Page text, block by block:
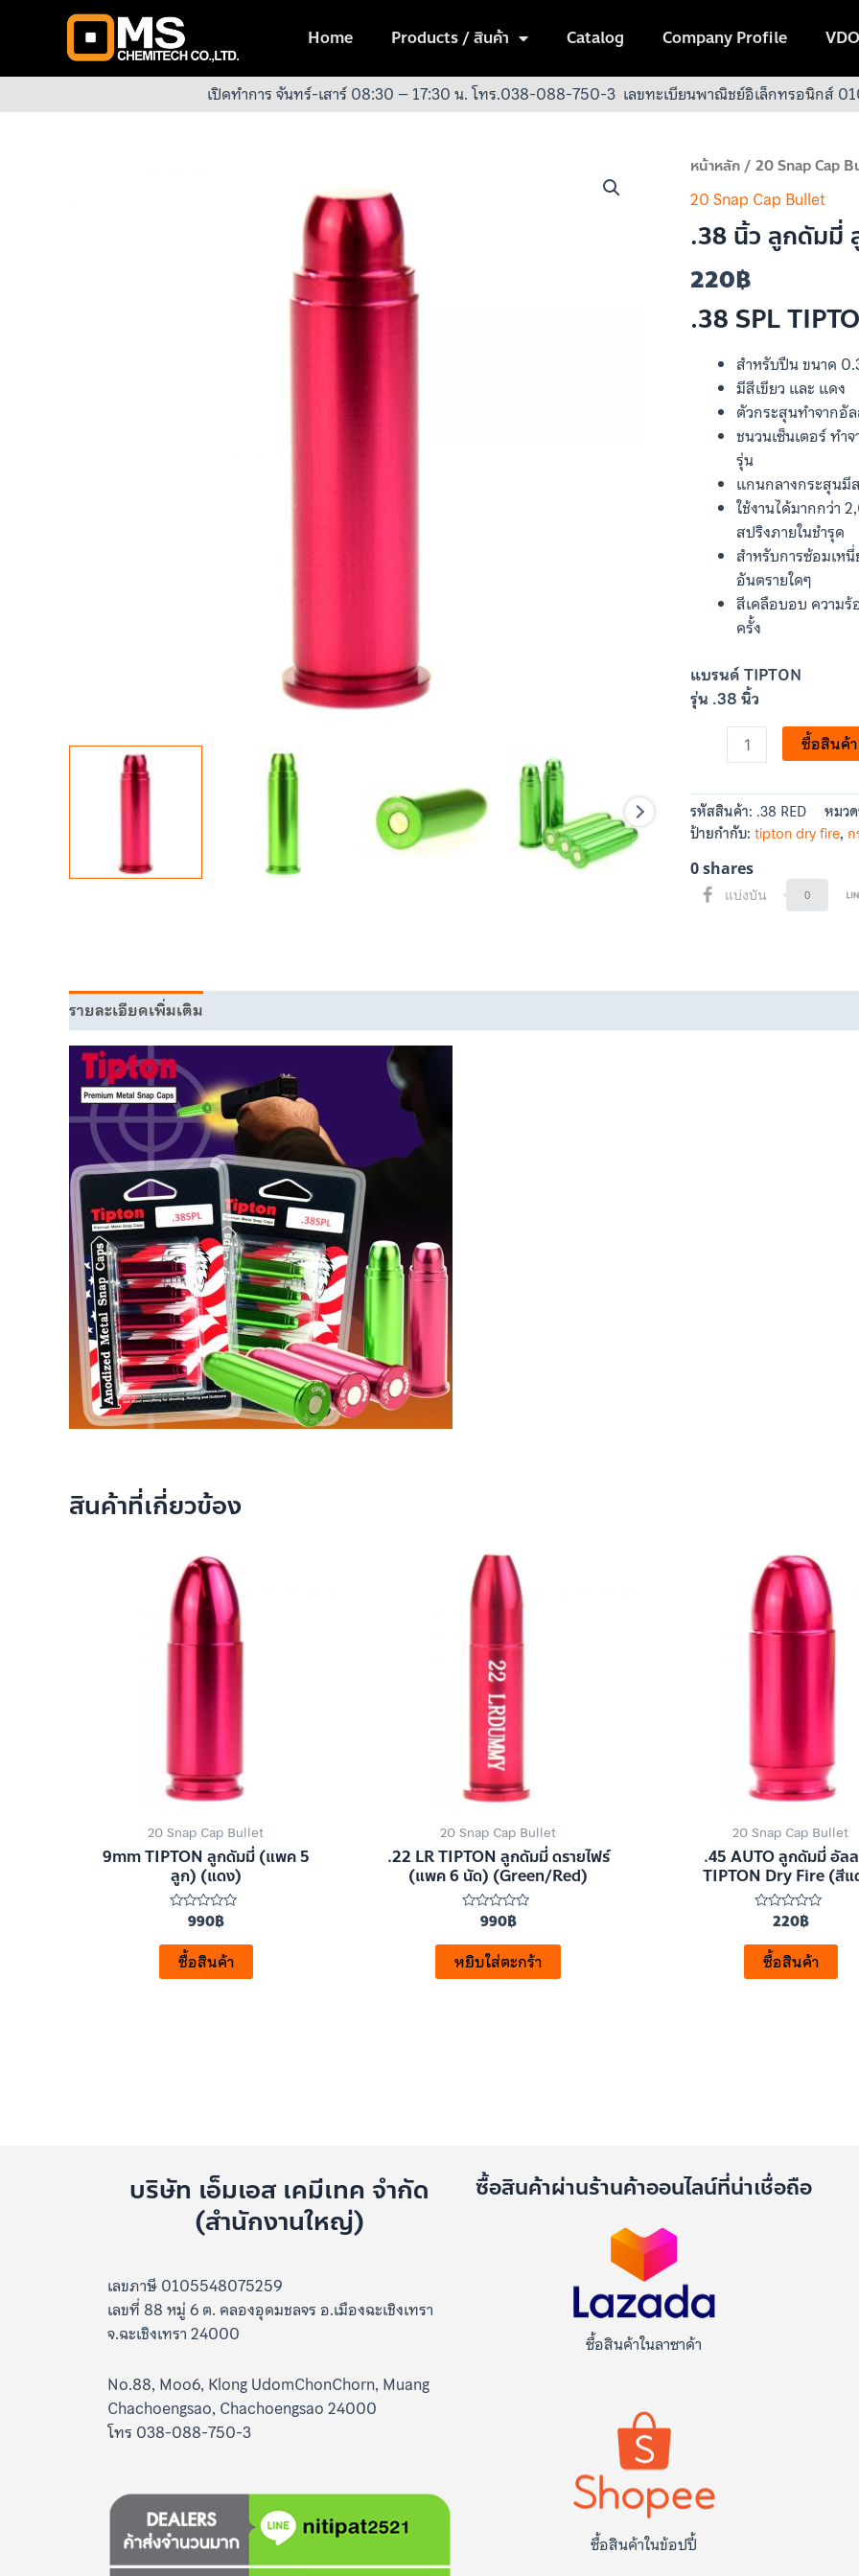
Home Products / สินค้า Catalog Company Profile
เปิดทำการ จันทร์-เสาร์ 08:30 – 17:30 น.โทร.038-088-750-3 เลขทะเบียนพาณิชย์อิเล็กทรอนิกส์
หน้าหลัก/ 20 Snap Cap
20 Snap Cap Bullet
.38 นิ้ว ลูกดัมมี่
220฿
.38 SPL
สำหรับปืน ขนาด
มีสีเขียว และ แดง
ตัวกระสุนทำจากอั
ชนวนเซ็นเตอร์ ท
รุ่น
แกนกลางกระสุนมี
ใช้งานได้มากกว่า
สปริงภายในชำรุด
สำหรับการซ้อมเห
อันตรายใดๆ
สีเคลือบอบ ความ
ครั้ง
แบรนด์ TIPTON
รุ่น .38 นิ้ว
จำนวน
.38
ลูก
มี่
ลูก
อัลลอย
ดราย
(แดง)
ซื้อสินค้า
รหัสสินค้า: .38 RED หมว
ป้ายกำกับ: tipton dry fire,
0shares
แบ่งบัน 0
รายละเอียดเพิ่มเติม
สินค้าที่เกี่ยวข้อง
20 Snap Cap Bullet
9mm TIPTON ลูกดัมมี่ (แพค 5
ลูก) (แดง)
0
ตั้งแต่
1-
5
990฿
ซื้อสินค้า
20 Snap Cap Bullet
.22 LR TIPTON ลูกดัมมี่ ดรายไฟร์
(แพค 6 นัด) (Green/Red)
0
ตั้งแต่
1-
5
990฿
หยิบใส่ตะกร้า
20 Snap Cap Bullet
.45 AUTO ลูกดัมมี่ อัล
TIPTON Dry Fire (สีแ
0
ตั้งแต่
1-
5
220฿
ซื้อสินค้า
บริษัท เอ็มเอส เคมีเทค จำกัด
(สำนักงานใหญ่)
เลขภาษี 0105548075259
เลขที่ 88 หมู่ 6 ต. คลองอุดมชลจร อ.เมืองฉะเชิงเทรา
จ.ฉะเชิงเทรา 24000
No.88, Moo6, Klong UdomChonChorn, Muang
Chachoengsao, Chachoengsao 24000
โทร 038-088-750-3
ซื้อสินค้าผ่านร้านค้าออนไลน์ที่น่าเชื่อถือ
ซื้อสินค้าในลาซาด้า
ซื้อสินค้าในข้อปปี้